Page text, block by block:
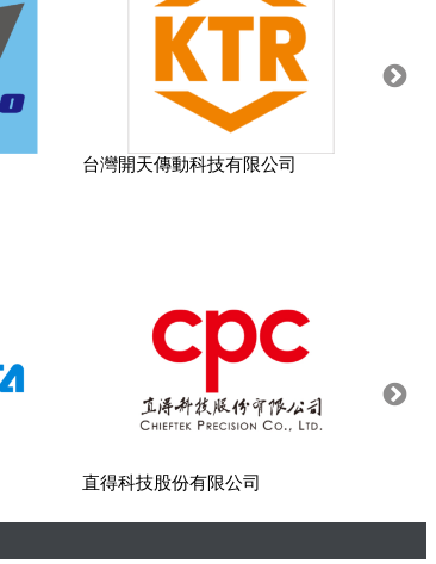
台灣開天傳動科技有限公司
直得科技股份有限公司